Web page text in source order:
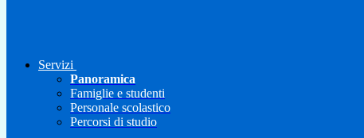
Servizi
Panoramica
Famiglie e studenti
Personale scolastico
Percorsi di studio